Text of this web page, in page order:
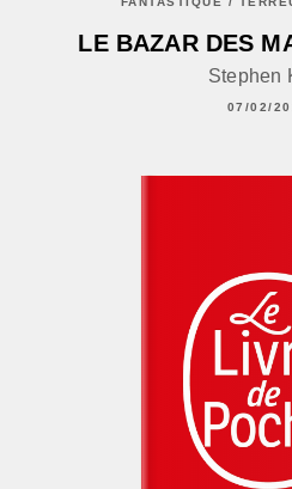
LE BAZAR DES
Stephen
07/02/